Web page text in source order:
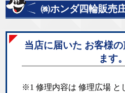
㈱ホンダ四輪販売
当店に届いた お客様
ます。
※1 修理内容は 修理広場 と